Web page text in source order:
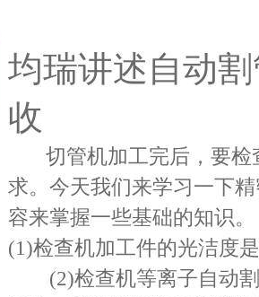
均瑞讲述自动
收
切管机加工完后，要检
求。今天我们来学习一下
容来掌握一些基础的
(1)检查机加工件的光洁度
(2)检查机等离子自动割